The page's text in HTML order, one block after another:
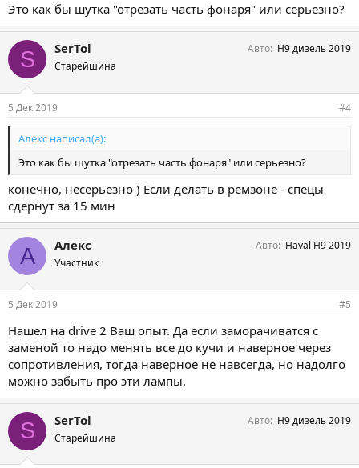
Это как бы шутка "отрезать часть фонаря" или серьезно?
S SerTol
Старейшина
Авто Н9 дизель 2019
5 Дек 2019 #4
Алекс написал(а):
Это как бы шутка "отрезать часть фонаря" или серьезно?
конечно, несерьезно ) Если делать в ремзоне - спецы
сдернут за 15 мин
А Алекс
Участник
Авто Haval H9 2019
5 Дек 2019 #5
Нашел на drive 2 Ваш опыт. Да если заморачиватся с
заменой то надо менять все до кучи и наверное через
сопротивления, тогда наверное не навсегда, но надолго
можно забыть про эти лампы.
S SerTol
Старейшина
Авто Н9 дизель 2019